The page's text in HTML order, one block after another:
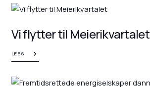
Vi flytter til Meierikvartalet
LEES